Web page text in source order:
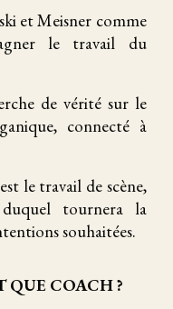
et Meisner comme
le travail du
de vérité sur le
connecté à
le travail de scène,
tournera la
souhaitées.
QUE COACH ?